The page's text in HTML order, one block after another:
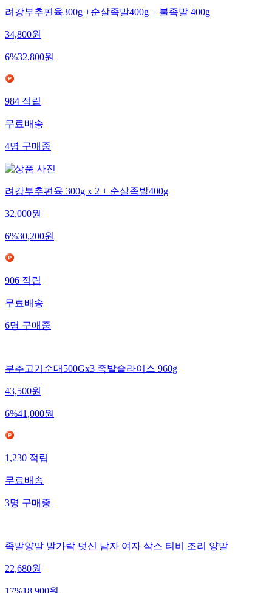
려강부추편육300g +순살족발400g + 불족발 400g
34,800원
6%32,800원
984적립
무료배송
4명구매중
려강부추편육 300g x 2 + 순살족발400g
32,000원
6%30,200원
906적립
무료배송
6명구매중
부추고기순대500Gx3 족발슬라이스 960g
43,500원
6%41,000원
1,230적립
무료배송
3명구매중
족발양말 발가락 덧신 남자 여자 삭스 티비 조리 양말
22,680원